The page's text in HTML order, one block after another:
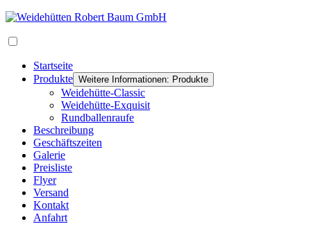
Startseite
Produkte Weitere Informationen: Produkte
Weidehütte-Classic
Weidehütte-Exquisit
Rundballenraufe
Beschreibung
Geschäftszeiten
Galerie
Preisliste
Flyer
Versand
Kontakt
Anfahrt